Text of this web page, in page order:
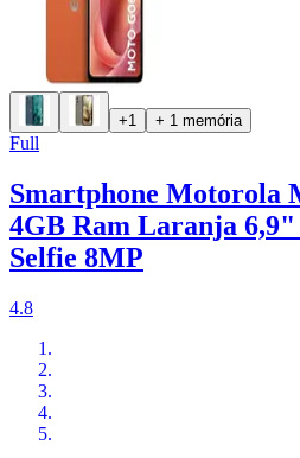
+1 + 1 memória
Full
Smartphone Motorola
4GB Ram Laranja 6,9"
Selfie 8MP
4.8